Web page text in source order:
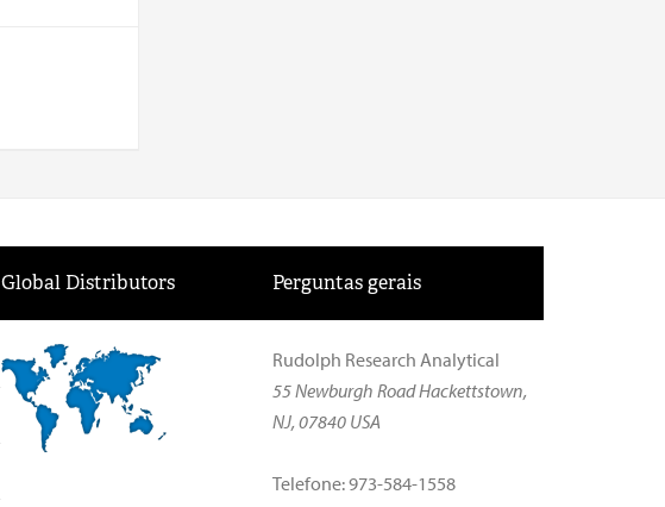
Global Distributors Perguntas gerais
Rudolph Research Analytical
55 Newburgh Road Hackettstown,
NJ, 07840 USA
Telefone: 973-584-1558